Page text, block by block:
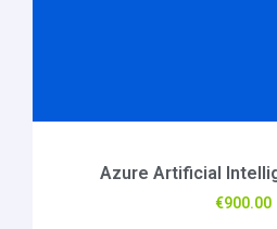
Azure Artificial
€900.00